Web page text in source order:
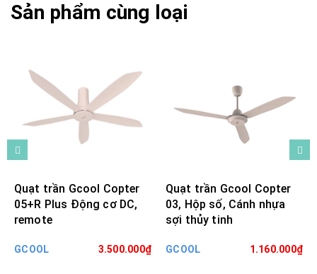
Sản phẩm cùng loại
Quạt trần Gcool Copter
05+R Plus Động cơ DC,
remote
GCOOL 3.500.000₫
Quạt trần Gcool Copter
03, Hộp số, Cánh nhựa
sợi thủy tinh
GCOOL 1.160.000₫